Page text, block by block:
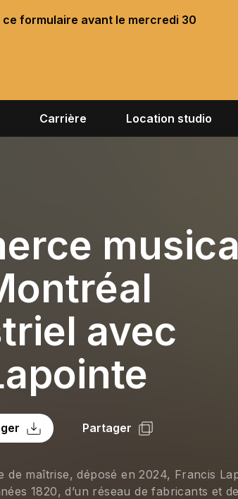
formulaire avant le mercredi 30
Carrière Location studio
avec
Partager
de maîtrise, déposé en 2024, Francis
1820, d’un réseau de fabricants et de